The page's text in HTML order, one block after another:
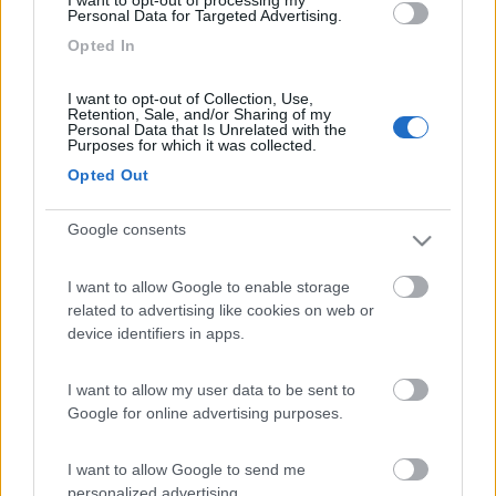
Personal Data for Targeted Advertising.
Opted In
I want to opt-out of Collection, Use,
Retention, Sale, and/or Sharing of my
Personal Data that Is Unrelated with the
Purposes for which it was collected.
Opted Out
Google consents
I want to allow Google to enable storage
related to advertising like cookies on web or
device identifiers in apps.
I want to allow my user data to be sent to
Google for online advertising purposes.
I want to allow Google to send me
Stojan
660
Ho dimenticato: Kamp Kazele ha nel suo interno tre ristoranti,
dove si può anche ballare (la cena di calamari fritti, con le
scivolo per le barche o gommoni, affitto di biciclette ecc. Saluti